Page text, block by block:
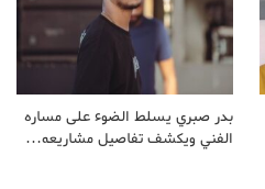
بدر صبري يسلط الضوء على مساره
الفني ويكشف تفاصيل مشاريعه…